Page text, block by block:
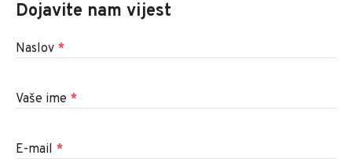
Dojavite nam vijest
Naslov *
Vaše ime *
E-mail *